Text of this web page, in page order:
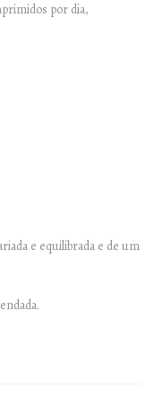
por dia,
e equilibrada e de um